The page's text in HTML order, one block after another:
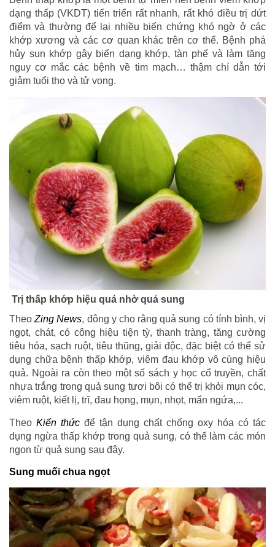
dạng thấp (VKDT) tiến triển rất nhanh, rất khó điều trị dứt
điểm và thường để lại nhiều biến chứng khó ngờ ở các
khớp xương và các cơ quan khác trên cơ thể. Bệnh phá
hủy sụn khớp gây biến dạng khớp, tàn phế và làm tăng
nguy cơ mắc các bệnh về tim mạch… thậm chí dẫn tới
giảm tuổi thọ và tử vong.
Trị thấp khớp hiệu quả nhờ quả sung
TheoZing News, đông y cho rằng quả sung có tính bình, vị
ngọt, chát, có công hiệu tiện tỳ, thanh tràng, tăng cường
tiêu hóa, sạch ruột, tiêu thũng, giải độc, đặc biệt có thể sử
dụng chữa bệnh thấp khớp, viêm đau khớp vô cùng hiệu
quả. Ngoài ra còn theo một số sách y học cổ truyền, chất
nhựa trắng trong quả sung tươi bôi có thể trị khỏi mụn cóc,
viêm ruột, kiết lị, trĩ, đau họng, mụn, nhọt, mẩn ngứa,...
Theo Kiến thức để tận dụng chất chống oxy hóa có tác
dụng ngừa thấp khớp trong quả sung, có thể làm các món
ngon từ quả sung sau đây.
Sung muối chua ngọt